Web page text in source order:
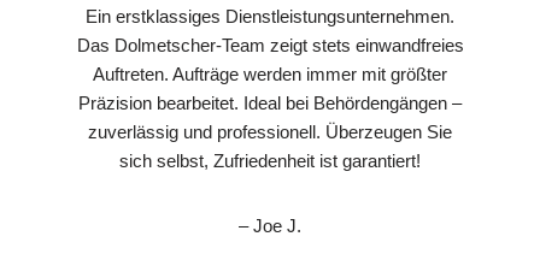
Ein erstklassiges Dienstleistungsunternehmen.
Das Dolmetscher-Team zeigt stets einwandfreies
Auftreten. Aufträge werden immer mit größter
Präzision bearbeitet. Ideal bei Behördengängen –
zuverlässig und professionell. Überzeugen Sie
sich selbst, Zufriedenheit ist garantiert!
– Joe J.